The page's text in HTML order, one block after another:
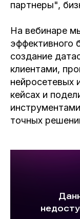
партнеры",
На вебинаре
эффективного
создание
клиентами,
нейросетевых
кейсах и
точных